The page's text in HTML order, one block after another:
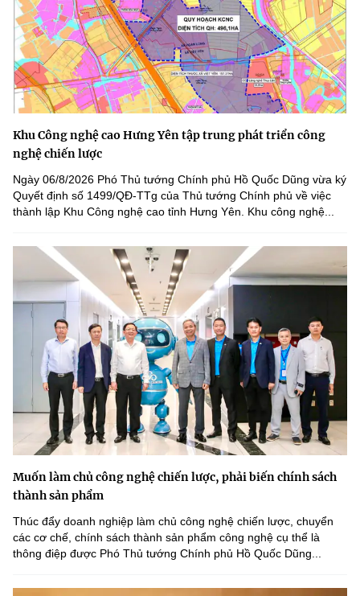
Khu Công nghệ cao Hưng Yên tập trung phát triển công
nghệ chiến lược
Ngày 06/8/2026 Phó Thủ tướng Chính phủ Hồ Quốc Dũng vừa ký
Quyết định số 1499/QĐ-TTg của Thủ tướng Chính phủ về việc
thành lập Khu Công nghệ cao tỉnh Hưng Yên. Khu công nghệ...
Muốn làm chủ công nghệ chiến lược, phải biến chính sách
thành sản phẩm
Thúc đẩy doanh nghiệp làm chủ công nghệ chiến lược, chuyển
các cơ chế, chính sách thành sản phẩm công nghệ cụ thể là
thông điệp được Phó Thủ tướng Chính phủ Hồ Quốc Dũng...